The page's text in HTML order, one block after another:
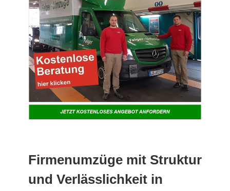
Firmenumzüge mit Struktur
und Verlässlichkeit in